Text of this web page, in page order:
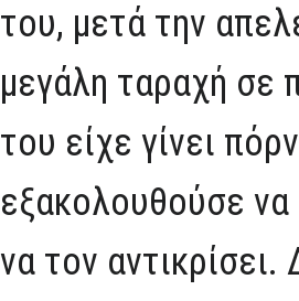
του, μετά την
μεγάλη ταραχή σε
του είχε γίνει
εξακολουθούσε
να τον